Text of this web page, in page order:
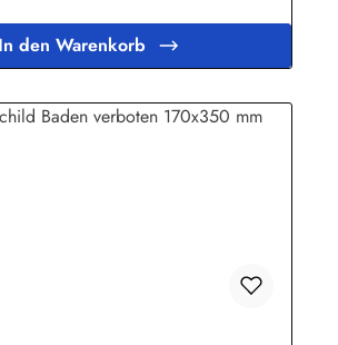
In den Warenkorb